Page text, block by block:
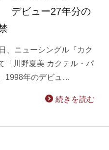
デビュー27年分の
、ニューシングル『カク
「川野夏美 カクテル・パ
1998年のデビュ…
続きを読む